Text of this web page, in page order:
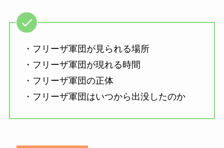
・フリーザ軍団が見られる場所
・フリーザ軍団が現れる時間
・フリーザ軍団の正体
・フリーザ軍団はいつから出没したのか